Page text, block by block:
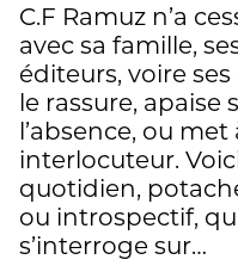
C.F Ramuz n’a
avec sa famille,
éditeurs, voire
le rassure, apaise
l’absence, ou
interlocuteur.
quotidien,
ou introspectif,
s’interroge sur…